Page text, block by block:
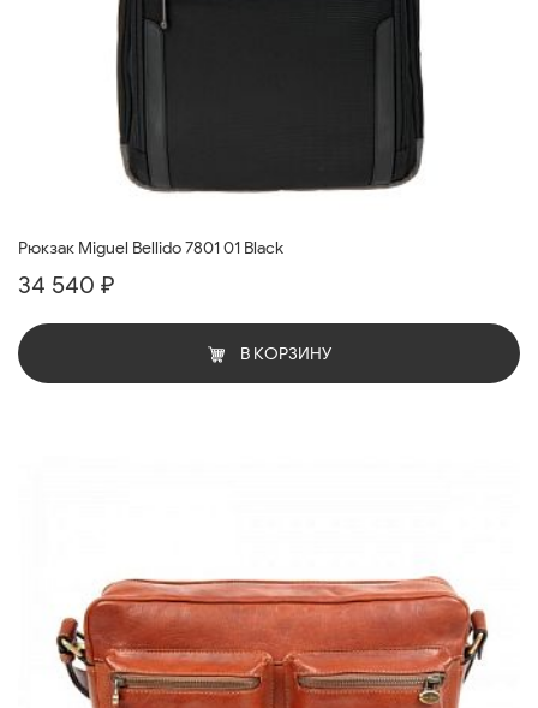
Рюкзак Miguel Bellido 7801 01 Black
34 540 ₽
В КОРЗИНУ